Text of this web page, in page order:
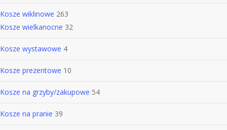
Kosze wiklinowe 263
Kosze wielkanocne 32
Kosze wystawowe 4
Kosze prezentowe 10
Kosze na grzyby/zakupowe 54
Kosze na pranie 39